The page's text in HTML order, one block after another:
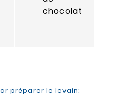
chocolat
préparer le levain: